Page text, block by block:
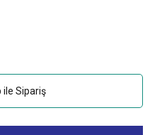
ile Sipariş